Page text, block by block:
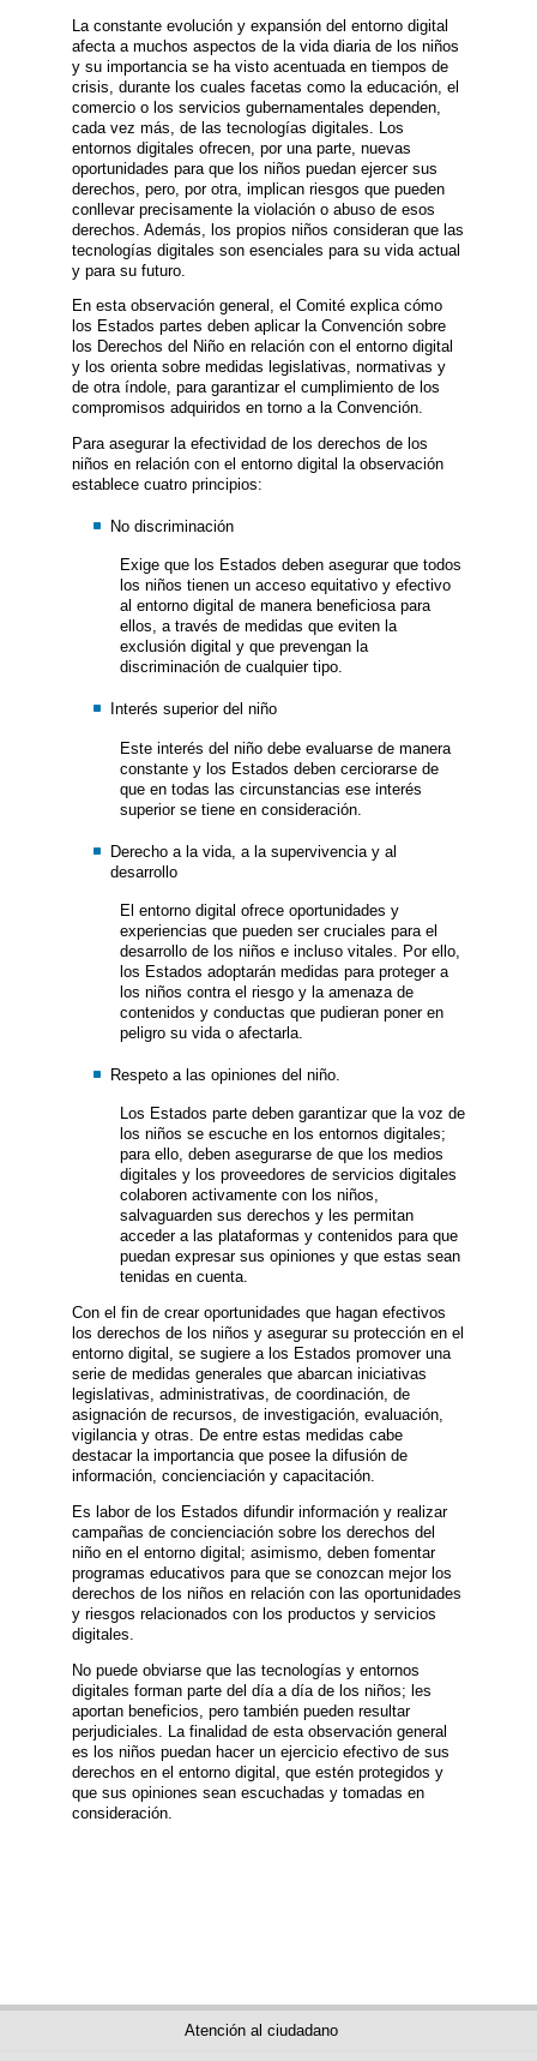
La constante evolución y expansión del entorno digital
afecta a muchos aspectos de la vida diaria de los niños
y su importancia se ha visto acentuada en tiempos de
crisis, durante los cuales facetas como la educación, el
comercio o los servicios gubernamentales dependen,
cada vez más, de las tecnologías digitales. Los
entornos digitales ofrecen, por una parte, nuevas
oportunidades para que los niños puedan ejercer sus
derechos, pero, por otra, implican riesgos que pueden
conllevar precisamente la violación o abuso de esos
derechos. Además, los propios niños consideran que las
tecnologías digitales son esenciales para su vida actual
y para su futuro.
En esta observación general, el Comité explica cómo
los Estados partes deben aplicar la Convención sobre
los Derechos del Niño en relación con el entorno digital
y los orienta sobre medidas legislativas, normativas y
de otra índole, para garantizar el cumplimiento de los
compromisos adquiridos en torno a la Convención.
Para asegurar la efectividad de los derechos de los
niños en relación con el entorno digital la observación
establece cuatro principios:
No discriminación
Exige que los Estados deben asegurar que todos
los niños tienen un acceso equitativo y efectivo
al entorno digital de manera beneficiosa para
ellos, a través de medidas que eviten la
exclusión digital y que prevengan la
discriminación de cualquier tipo.
Interés superior del niño
Este interés del niño debe evaluarse de manera
constante y los Estados deben cerciorarse de
que en todas las circunstancias ese interés
superior se tiene en consideración.
Derecho a la vida, a la supervivencia y al
desarrollo
El entorno digital ofrece oportunidades y
experiencias que pueden ser cruciales para el
desarrollo de los niños e incluso vitales. Por ello,
los Estados adoptarán medidas para proteger a
los niños contra el riesgo y la amenaza de
contenidos y conductas que pudieran poner en
peligro su vida o afectarla.
Respeto a las opiniones del niño.
Los Estados parte deben garantizar que la voz de
los niños se escuche en los entornos digitales;
para ello, deben asegurarse de que los medios
digitales y los proveedores de servicios digitales
colaboren activamente con los niños,
salvaguarden sus derechos y les permitan
acceder a las plataformas y contenidos para que
puedan expresar sus opiniones y que estas sean
tenidas en cuenta.
Con el fin de crear oportunidades que hagan efectivos
los derechos de los niños y asegurar su protección en el
entorno digital, se sugiere a los Estados promover una
serie de medidas generales que abarcan iniciativas
legislativas, administrativas, de coordinación, de
asignación de recursos, de investigación, evaluación,
vigilancia y otras. De entre estas medidas cabe
destacar la importancia que posee la difusión de
información, concienciación y capacitación.
Es labor de los Estados difundir información y realizar
campañas de concienciación sobre los derechos del
niño en el entorno digital; asimismo, deben fomentar
programas educativos para que se conozcan mejor los
derechos de los niños en relación con las oportunidades
y riesgos relacionados con los productos y servicios
digitales.
No puede obviarse que las tecnologías y entornos
digitales forman parte del día a día de los niños; les
aportan beneficios, pero también pueden resultar
perjudiciales. La finalidad de esta observación general
es los niños puedan hacer un ejercicio efectivo de sus
derechos en el entorno digital, que estén protegidos y
que sus opiniones sean escuchadas y tomadas en
consideración.
Atención al ciudadano